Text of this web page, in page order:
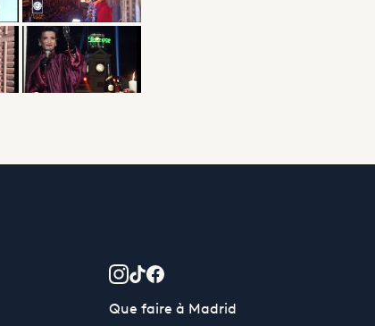
Que faire à Madrid